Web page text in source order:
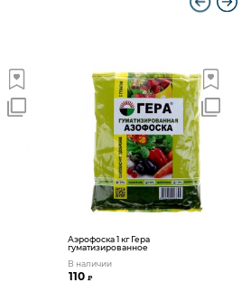
Аэрофоска 1 кг Гера
гуматизированное
В наличии
110₽